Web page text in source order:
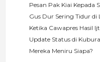
Pesan Pak Kiai Kepada
Gus Dur Sering Tidur di
Ketika Cawapres Hasil
Update Status di
Mereka Meniru Siapa?